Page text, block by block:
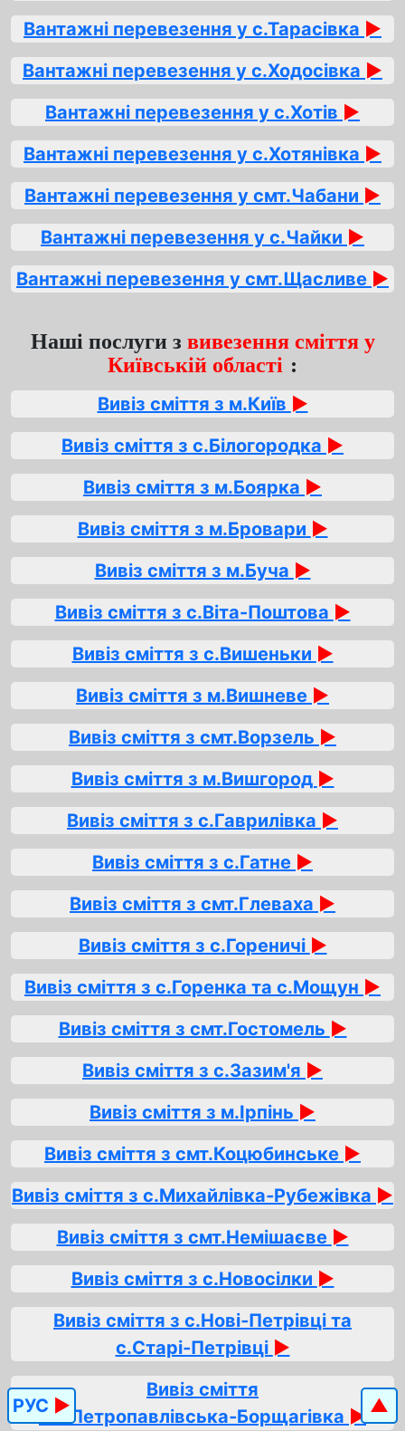
Вантажні перевезення у с.Тарасівка ►
Вантажні перевезення у с.Ходосівка ►
Вантажні перевезення у с.Хотів ►
Вантажні перевезення у с.Хотянівка ►
Вантажні перевезення у смт.Чабани ►
Вантажні перевезення у с.Чайки ►
Вантажні перевезення у смт.Щасливе ►
Наші послуги з вивезення сміття у
Київській області :
Вивіз сміття з м.Київ ►
Вивіз сміття з с.Білогородка ►
Вивіз сміття з м.Боярка ►
Вивіз сміття з м.Бровари ►
Вивіз сміття з м.Буча ►
Вивіз сміття з с.Віта-Поштова ►
Вивіз сміття з с.Вишеньки ►
Вивіз сміття з м.Вишневе ►
Вивіз сміття з смт.Ворзель ►
Вивіз сміття з м.Вишгород ►
Вивіз сміття з с.Гаврилівка ►
Вивіз сміття з с.Гатне ►
Вивіз сміття з смт.Глеваха ►
Вивіз сміття з с.Гореничі ►
Вивіз сміття з с.Горенка та с.Мощун ►
Вивіз сміття з смт.Гостомель ►
Вивіз сміття з с.Зазим'я ►
Вивіз сміття з м.Ірпінь ►
Вивіз сміття з смт.Коцюбинське ►
Вивіз сміття з с.Михайлівка‑Рубежівка ►
Вивіз сміття з смт.Немішаєве ►
Вивіз сміття з с.Новосілки ►
Вивіз сміття з с.Нові‑Петрівці та
с.Старі‑Петрівці ►
Вивіз сміття
з с.Петропавлівська‑Борщагівка ►
РУС ► ▲